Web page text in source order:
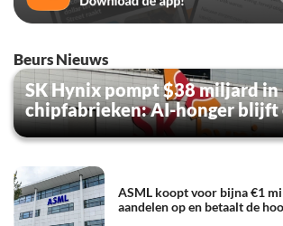
Beurs Nieuws
SK Hynix pompt $38 miljard
chipfabrieken: AI-honger blijft
ASML koopt voor bijna €1
aandelen op en betaalt de